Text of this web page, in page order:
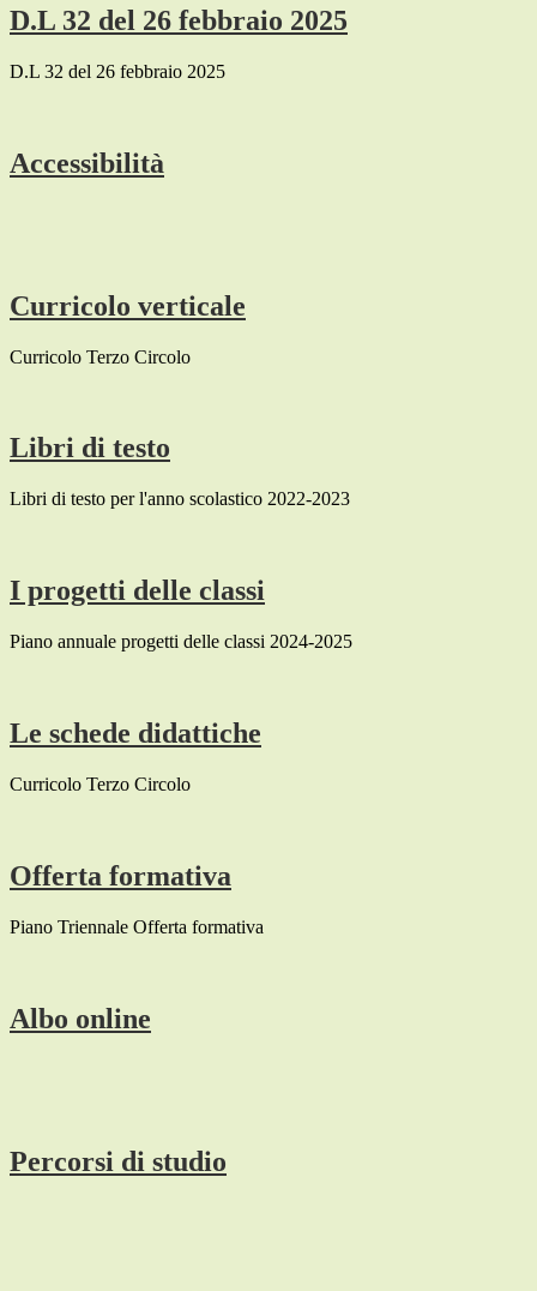
D.L 32 del 26 febbraio 2025
D.L 32 del 26 febbraio 2025
Accessibilità
Curricolo verticale
Curricolo Terzo Circolo
Libri di testo
Libri di testo per l'anno scolastico 2022-2023
I progetti delle classi
Piano annuale progetti delle classi 2024-2025
Le schede didattiche
Curricolo Terzo Circolo
Offerta formativa
Piano Triennale Offerta formativa
Albo online
Percorsi di studio